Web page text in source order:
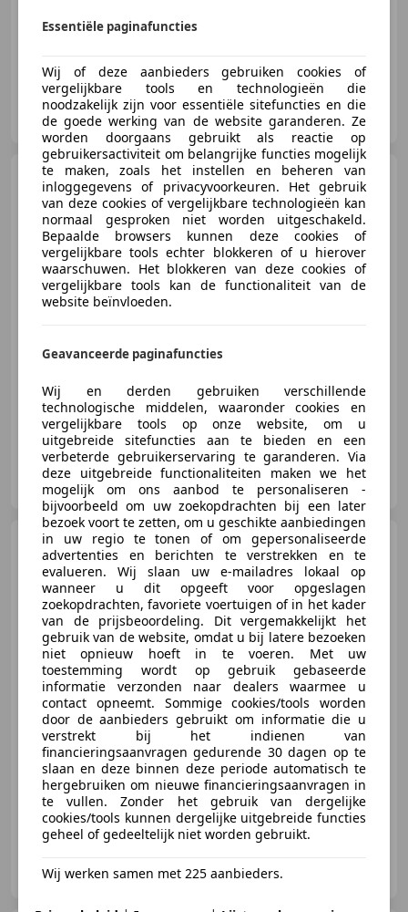
Autobedrijf van Ramshorst
NL-3861 SN NIJKERK
Opel Karl
1.0 ecoFLEX 120
Jaar Edition / Airco / Bleutooth /
€ 6.950 1
08/2019 78.751 km Benzine
Autobedrijf van Ramshorst
NL-3861 SN NIJKERK
Dacia Bigster1.8 Hybrid
156PK Journey / 360 Camera /
Pack winte
€ 29.950 1
12/2025 13.199 km
Elektro/Benzine
115 kW (156 PK)
NL-3861 SN NIJKERK
Essentiële paginafuncties
Wij of deze aanbieders gebruiken cookies of
vergelijkbare tools en technologieën die
noodzakelijk zijn voor essentiële sitefuncties en die
de goede werking van de website garanderen. Ze
worden doorgaans gebruikt als reactie op
gebruikersactiviteit om belangrijke functies mogelijk
te maken, zoals het instellen en beheren van
inloggegevens of privacyvoorkeuren. Het gebruik
van deze cookies of vergelijkbare technologieën kan
normaal gesproken niet worden uitgeschakeld.
Bepaalde browsers kunnen deze cookies of
vergelijkbare tools echter blokkeren of u hierover
waarschuwen. Het blokkeren van deze cookies of
vergelijkbare tools kan de functionaliteit van de
website beïnvloeden.
Geavanceerde paginafuncties
Wij en derden gebruiken verschillende
technologische middelen, waaronder cookies en
vergelijkbare tools op onze website, om u
uitgebreide sitefuncties aan te bieden en een
verbeterde gebruikerservaring te garanderen. Via
deze uitgebreide functionaliteiten maken we het
mogelijk om ons aanbod te personaliseren -
bijvoorbeeld om uw zoekopdrachten bij een later
bezoek voort te zetten, om u geschikte aanbiedingen
in uw regio te tonen of om gepersonaliseerde
advertenties en berichten te verstrekken en te
evalueren. Wij slaan uw e-mailadres lokaal op
wanneer u dit opgeeft voor opgeslagen
zoekopdrachten, favoriete voertuigen of in het kader
van de prijsbeoordeling. Dit vergemakkelijkt het
gebruik van de website, omdat u bij latere bezoeken
niet opnieuw hoeft in te voeren. Met uw
toestemming wordt op gebruik gebaseerde
informatie verzonden naar dealers waarmee u
contact opneemt. Sommige cookies/tools worden
door de aanbieders gebruikt om informatie die u
verstrekt bij het indienen van
financieringsaanvragen gedurende 30 dagen op te
slaan en deze binnen deze periode automatisch te
hergebruiken om nieuwe financieringsaanvragen in
te vullen. Zonder het gebruik van dergelijke
cookies/tools kunnen dergelijke uitgebreide functies
geheel of gedeeltelijk niet worden gebruikt.
Wij werken samen met 225 aanbieders.